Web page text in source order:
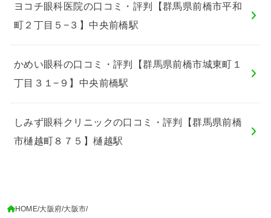
ヨコチ眼科医院の口コミ・評判【群馬県前橋市平和
町２丁目５−３】中央前橋駅
かめい眼科の口コミ・評判【群馬県前橋市城東町１
丁目３１−９】中央前橋駅
しみず眼科クリニックの口コミ・評判【群馬県前橋
市樋越町８７５】樋越駅
HOME 大阪府 大阪市